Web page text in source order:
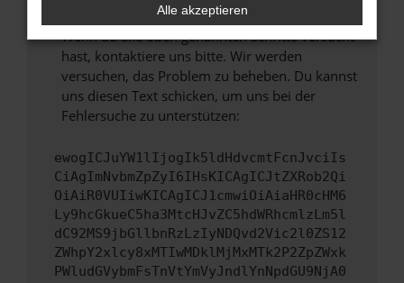
Wende dich an den Webseitenbetreiber.
Wenn du alle oben genannten Schritte versucht
hast, kontaktiere uns bitte. Wir werden
versuchen, das Problem zu beheben. Du kannst
uns diesen Text schicken, um uns bei der
Fehlersuche zu unterstützen:
ewogICJuYW1lIjogIk5ldHdvcmtFcnJvciIs
CiAgImNvbmZpZyI6IHsKICAgICJtZXRob2Qi
OiAiR0VUIiwKICAgICJ1cmwiOiAiaHR0cHM6
Ly9hcGkueC5ha3MtcHJvZC5hdWRhcmlzLm5l
dC92MS9jbGllbnRzLzIyNDQvd2Vic2l0ZS12
ZWhpY2xlcy8xMTIwMDklMjMxMTk2P2ZpZWxk
PWludGVybmFsTnVtYmVyJndlYnNpdGU9NjA0
Alle akzeptieren